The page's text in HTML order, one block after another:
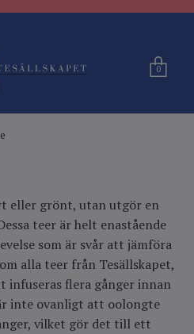
0
eller grönt, utan utgör en
teer är helt enastående
som är svår att jämföra
alla teer från Tesällskapet,
flera gånger innan
inte ovanligt att oolongte
vilket gör det till ett